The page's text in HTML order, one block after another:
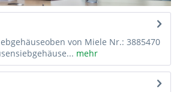
von Miele Nr.: 3885470
mehr